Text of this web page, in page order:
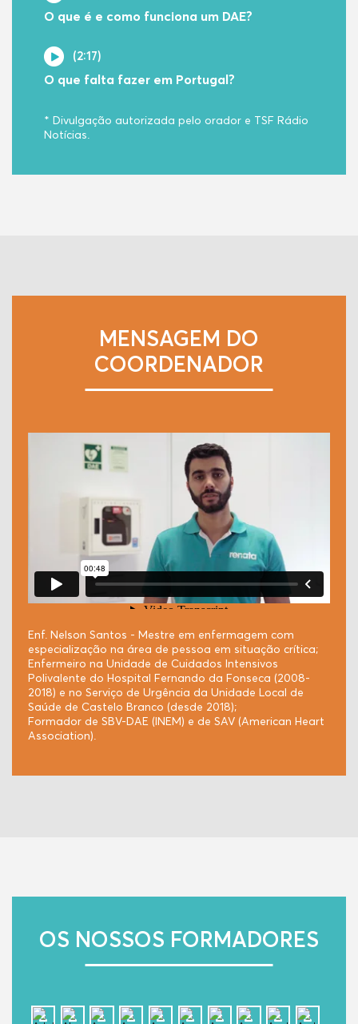
O que é e como funciona um DAE?
(2:17)
O que falta fazer em Portugal?
* Divulgação autorizada pelo orador e TSF Rádio
Notícias.
MENSAGEM DO
COORDENADOR
Enf. Nelson Santos - Mestre em enfermagem com
especialização na área de pessoa em situação crítica;
Enfermeiro na Unidade de Cuidados Intensivos
Polivalente do Hospital Fernando da Fonseca (2008-
2018) e no Serviço de Urgência da Unidade Local de
Saúde de Castelo Branco (desde 2018);
Formador de SBV-DAE (INEM) e de SAV (American Heart
Association).
OS NOSSOS FORMADORES